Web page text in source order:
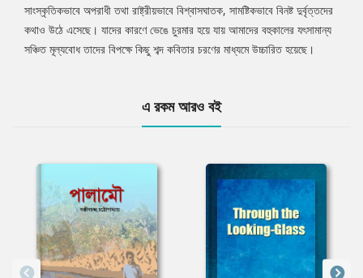
Article
সাংস্কৃতিকভাবে অপরাধী তথা রাষ্ট্রীয়ভাবে বিশ্বাসঘাতক, সামষ্টিকভাবে বিনষ্ট দুর্বৃত্তদের
কথাও উঠে এসেছে। যাদের কারণে ভেঙে চুরমার হয়ে যায় আমাদের বহুকালের যৎসামান্য
সঞ্চিত মূল্যবোধ তাদের বিপক্ষে কিছু শব্দ কবিতার চরণের মাধ্যমে উচ্চারিত হয়েছে।
এ রকম আরও বই